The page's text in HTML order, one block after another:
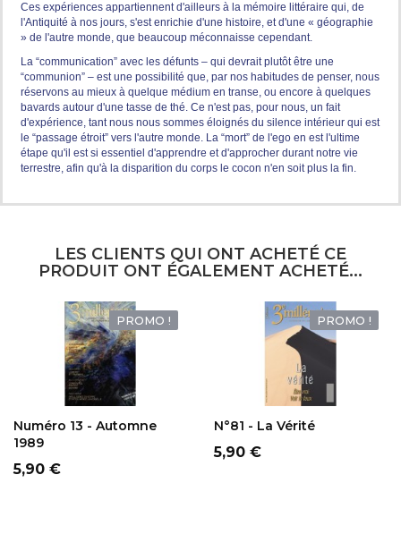
Ces expériences appartiennent d'ailleurs à la mémoire littéraire qui, de
l'Antiquité à nos jours, s'est enrichie d'une histoire, et d'une « géographie
» de l'autre monde, que beaucoup méconnaisse cependant.
La “communication” avec les défunts – qui devrait plutôt être une
“communion” – est une possibilité que, par nos habitudes de penser, nous
réservons au mieux à quelque médium en transe, ou encore à quelques
bavards autour d'une tasse de thé. Ce n'est pas, pour nous, un fait
d'expérience, tant nous nous sommes éloignés du silence intérieur qui est
le “passage étroit” vers l'autre monde. La “mort” de l'ego en est l'ultime
étape qu'il est si essentiel d'apprendre et d'approcher durant notre vie
terrestre, afin qu'à la disparition du corps le cocon n'en soit plus la fin.
LES CLIENTS QUI ONT ACHETÉ CE
PRODUIT ONT ÉGALEMENT ACHETÉ...
PROMO !
AJOUTER AU
PANIER
Numéro 13 - Automne
1989
Prix
5,90 €
PROMO !
AJOUTER AU
PANIER
N°81 - La Vérité
Prix
5,90 €